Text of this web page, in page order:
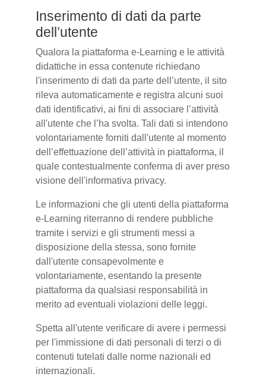
Inserimento di dati da parte
dell’utente
Qualora la piattaforma e-Learning e le attività
didattiche in essa contenute richiedano
l'inserimento di dati da parte dell’utente, il sito
rileva automaticamente e registra alcuni suoi
dati identificativi, ai fini di associare l’attività
all'utente che l’ha svolta. Tali dati si intendono
volontariamente forniti dall'utente al momento
dell’effettuazione dell’attività in piattaforma, il
quale contestualmente conferma di aver preso
visione dell'informativa privacy.
Le informazioni che gli utenti della piattaforma
e-Learning riterranno di rendere pubbliche
tramite i servizi e gli strumenti messi a
disposizione della stessa, sono fornite
dall'utente consapevolmente e
volontariamente, esentando la presente
piattaforma da qualsiasi responsabilità in
merito ad eventuali violazioni delle leggi.
Spetta all'utente verificare di avere i permessi
per l'immissione di dati personali di terzi o di
contenuti tutelati dalle norme nazionali ed
internazionali.